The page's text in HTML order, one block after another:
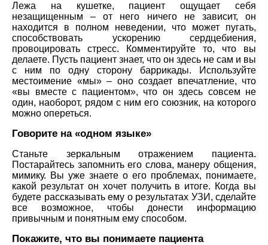
Лежа на кушетке, пациент ощущает себя
незащищенным – от него ничего не зависит, он
находится в полном неведении, что может пугать,
способствовать ускорению сердцебиения,
провоцировать стресс. Комментируйте то, что вы
делаете. Пусть пациент знает, что он здесь не сам и вы
с ним по одну сторону баррикады. Используйте
местоимение «мы» – оно создает впечатление, что
«вы вместе с пациентом», что он здесь совсем не
один, наоборот, рядом с ним его союзник, на которого
можно опереться.
Говорите на «одном языке»
Станьте зеркальным отражением пациента.
Постарайтесь запомнить его слова, манеру общения,
мимику. Вы уже знаете о его проблемах, понимаете,
какой результат он хочет получить в итоге. Когда вы
будете рассказывать ему о результатах УЗИ, сделайте
все возможное, чтобы донести информацию
привычным и понятным ему способом.
Покажите, что вы понимаете пациента